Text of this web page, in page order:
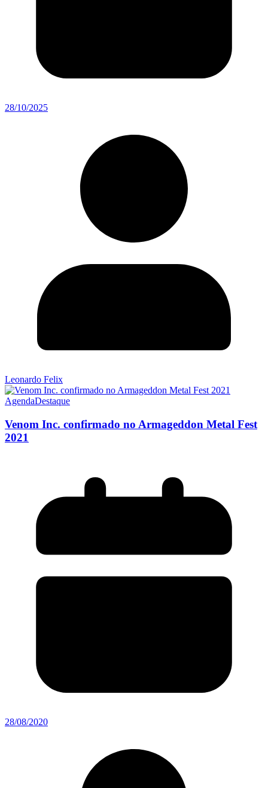
28/10/2025
Leonardo Felix
AgendaDestaque
Venom Inc. confirmado no Armageddon Metal Fest
2021
28/08/2020